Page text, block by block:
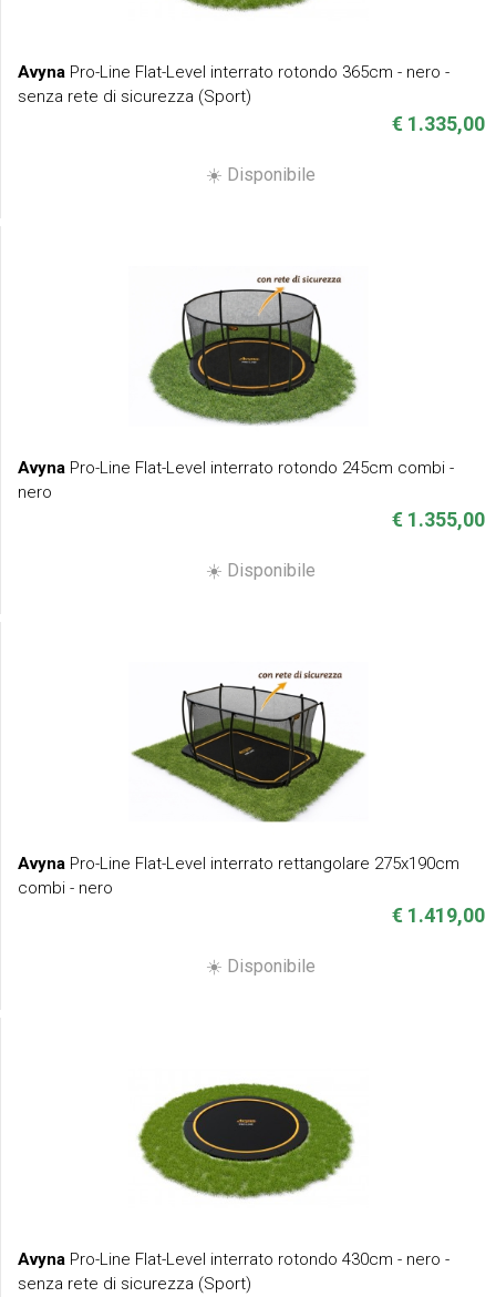
Avyna Pro-Line Flat-Level interrato rotondo 365cm - nero -
senza rete di sicurezza (Sport)
€ 1.335,00
☀️ Disponibile
Avyna Pro-Line Flat-Level interrato rotondo 245cm combi -
nero
€ 1.355,00
☀️ Disponibile
Avyna Pro-Line Flat-Level interrato rettangolare 275x190cm
combi - nero
€ 1.419,00
☀️ Disponibile
Avyna Pro-Line Flat-Level interrato rotondo 430cm - nero -
senza rete di sicurezza (Sport)